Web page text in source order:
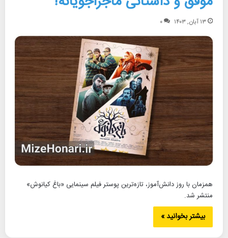
۱۳ آبان, ۱۴۰۳ ۰
همزمان با روز دانش‌آموز، تازه‌ترین پوستر فیلم سینمایی «باغ کیانوش»
منتشر شد.
بیشتر بخوانید »